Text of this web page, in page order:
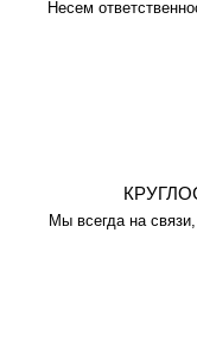
Несем
Мы всегда на